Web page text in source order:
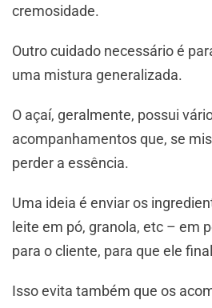
cremosidade.
Outro cuidado necessário é
uma mistura generalizada.
O açaí, geralmente, possui
acompanhamentos que, se
perder a essência.
Uma ideia é enviar os
leite em pó, granola, etc – em
para o cliente, para que ele
Isso evita também que os